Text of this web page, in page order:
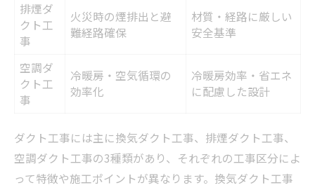
排煙ダ
クト工
事
火災時の煙排出と避
難経路確保
材質・経路に厳しい
安全基準
空調ダ
クト工
事
冷暖房・空気循環の
効率化
冷暖房効率・省エネ
に配慮した設計
ダクト工事には主に換気ダクト工事、排煙ダクト工事、
空調ダクト工事の3種類があり、それぞれの工事区分によ
って特徴や施工ポイントが異なります。換気ダクト工事